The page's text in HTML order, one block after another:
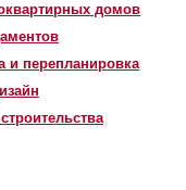
домов
и перепланировка